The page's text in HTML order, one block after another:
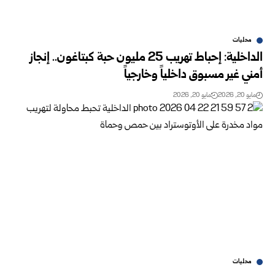
محليات
الداخلية: إحباط تهريب 25 مليون حبة كبتاغون.. إنجاز
أمني غير مسبوق داخلياً ‌‏وخارجياً
مايو 20, 2026 مايو 20, 2026
محليات